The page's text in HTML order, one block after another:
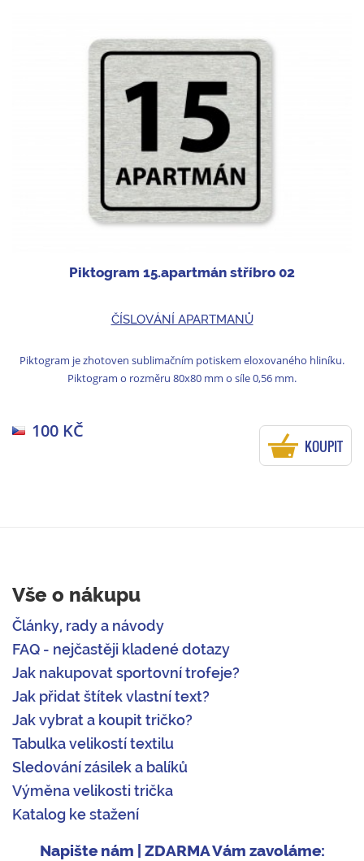
Piktogram 15.apartmán stříbro 02
ČÍSLOVÁNÍ APARTMANŮ
Piktogram je zhotoven sublimačním potiskem eloxovaného hliníku.
Piktogram o rozměru 80x80 mm o síle 0,56 mm.
100 KČ
KOUPIT
Vše o nákupu
Články, rady a návody
FAQ - nejčastěji kladené dotazy
Jak nakupovat sportovní trofeje?
Jak přidat štítek vlastní text?
Jak vybrat a koupit tričko?
Tabulka velikostí textilu
Sledování zásilek a balíků
Výměna velikosti trička
Katalog ke stažení
Napište nám | ZDARMA Vám zavoláme: